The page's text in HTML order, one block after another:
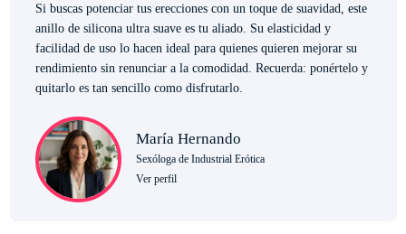
Si buscas potenciar tus erecciones con un toque de suavidad, este
anillo de silicona ultra suave es tu aliado. Su elasticidad y
facilidad de uso lo hacen ideal para quienes quieren mejorar su
rendimiento sin renunciar a la comodidad. Recuerda: ponértelo y
quitarlo es tan sencillo como disfrutarlo.
María Hernando
Sexóloga de Industrial Erótica
Ver perfil